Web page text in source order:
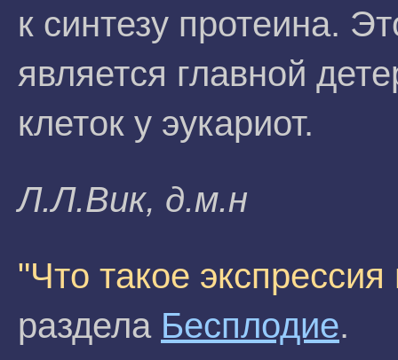
к синтезу протеина.
является главной
клеток у эукариот.
Л.Л.Bик, д.м.н
"Что такое экспрессия
раздела Бесплодие.